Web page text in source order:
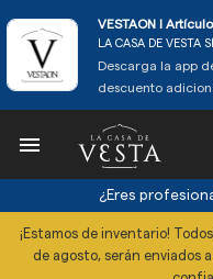
VESTAON l
LA CASA DE VESTA
Descarga la app
descuento

¿Eres
¡Estamos de inventario!
de agosto, serán enviados